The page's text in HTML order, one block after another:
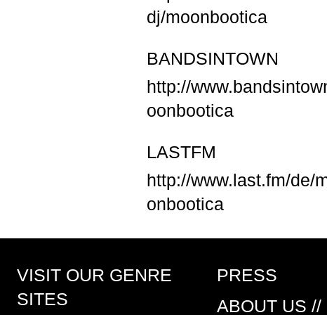
dj/moonbootica
BANDSINTOWN
http://
oonbootica
LASTFM
http://www.last.fm/de/
onbootica
VISIT OUR GENRE
SITES
PRESS
ABOUT US //